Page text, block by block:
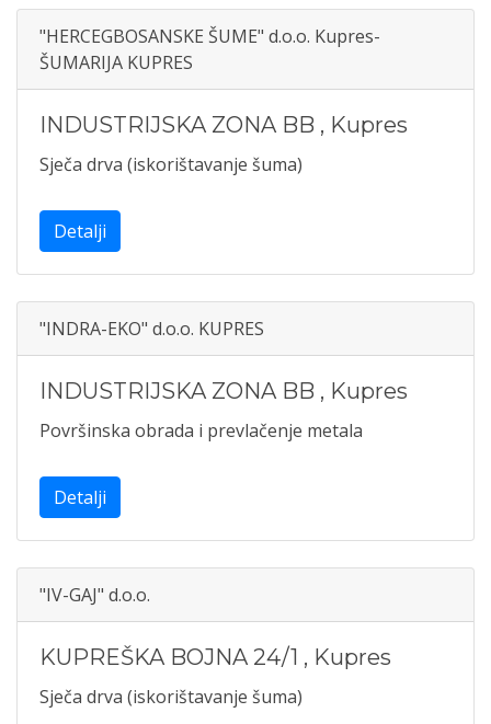
"HERCEGBOSANSKE ŠUME" d.o.o. Kupres-
ŠUMARIJA KUPRES
INDUSTRIJSKA ZONA BB , Kupres
Sječa drva (iskorištavanje šuma)
Detalji
"INDRA-EKO" d.o.o. KUPRES
INDUSTRIJSKA ZONA BB , Kupres
Površinska obrada i prevlačenje metala
Detalji
"IV-GAJ" d.o.o.
KUPREŠKA BOJNA 24/1 , Kupres
Sječa drva (iskorištavanje šuma)